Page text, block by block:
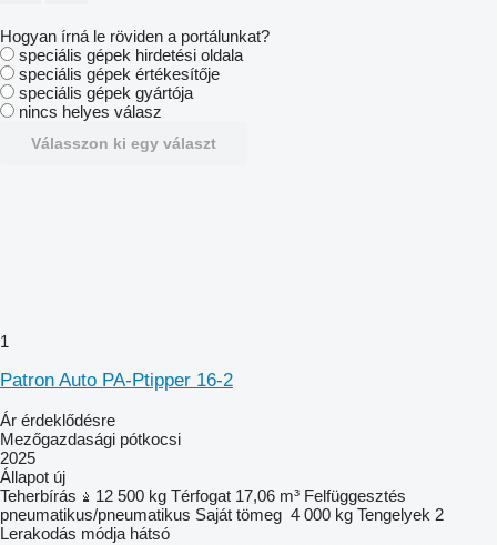
Hogyan írná le röviden a portálunkat?
speciális gépek hirdetési oldala
speciális gépek értékesítője
speciális gépek gyártója
nincs helyes válasz
Válasszon ki egy választ
1
Patron Auto PA-Ptipper 16-2
Ár érdeklődésre
Mezőgazdasági pótkocsi
2025
Állapot új
Teherbírás
12 500 kg Térfogat 17,06 m³ Felfüggesztés
pneumatikus/pneumatikus Saját tömeg 4 000 kg Tengelyek 2
Lerakodás módja hátsó